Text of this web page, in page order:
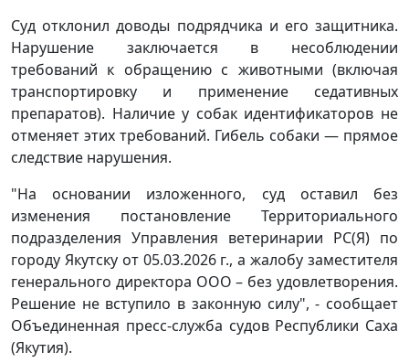
Суд отклонил доводы подрядчика и его защитника.
Нарушение заключается в несоблюдении
требований к обращению с животными (включая
транспортировку и применение седативных
препаратов). Наличие у собак идентификаторов не
отменяет этих требований. Гибель собаки — прямое
следствие нарушения.
"На основании изложенного, суд оставил без
изменения постановление Территориального
подразделения Управления ветеринарии РС(Я) по
городу Якутску от 05.03.2026 г., а жалобу заместителя
генерального директора ООО – без удовлетворения.
Решение не вступило в законную силу", - сообщает
Объединенная пресс-служба судов Республики Саха
(Якутия).